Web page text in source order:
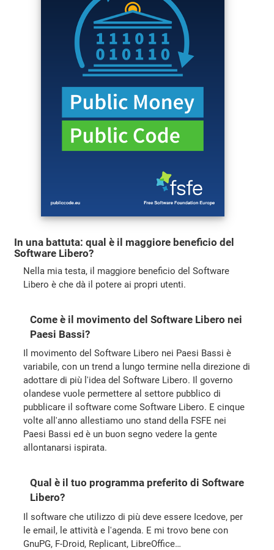
In una battuta: qual è il maggiore beneficio del
Software Libero?
Nella mia testa, il maggiore beneficio del Software
Libero è che dà il potere ai propri utenti.
Come è il movimento del Software Libero nei
Paesi Bassi?
Il movimento del Software Libero nei Paesi Bassi è
variabile, con un trend a lungo termine nella direzione di
adottare di più l'idea del Software Libero. Il governo
olandese vuole permettere al settore pubblico di
pubblicare il software come Software Libero. E cinque
volte all'anno allestiamo uno stand della FSFE nei
Paesi Bassi ed è un buon segno vedere la gente
allontanarsi ispirata.
Qual è il tuo programma preferito di Software
Libero?
Il software che utilizzo di più deve essere Icedove, per
le email, le attività e l'agenda. E mi trovo bene con
GnuPG, F-Droid, Replicant, LibreOffice…